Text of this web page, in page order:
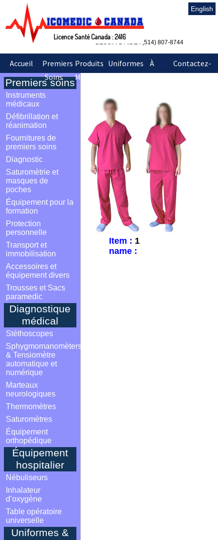
Licence Santé Canada : 2416
English
BESOIN D'AIDE : (514) 807-8744
Accueil
Premiers
Soins
Produits
Médicaux
Uniformes
À
nous
Contactez-
Premiers soins
Instruments
médicaux
Défibrillation et
réanimation
Fournitures de
premiers soins
Diagnostic
Saturomètrie et
masques de
poches
Équipement pour la
formation
Protection
personnelle
Transport et
immobilisation
Accessoires et
équipement divers
Trousses et Sacs
paramedic
Diagnostique
médical
Stéthoscopes
Sphygmomanomèters
& Tensiomètre
automatique et
numérique
Marteaux
neurologiques
Thermomètres
Saturomètres
Équipement
orthopédique
Équipement
hospitalier
Nébuliseurs
Inhalateur
d’oxygène
Table opératoire
universelle
Uniformes &
Item : 1
name :